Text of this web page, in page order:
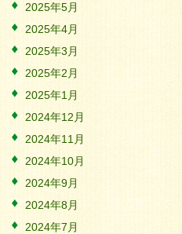
2025年5月
2025年4月
2025年3月
2025年2月
2025年1月
2024年12月
2024年11月
2024年10月
2024年9月
2024年8月
2024年7月